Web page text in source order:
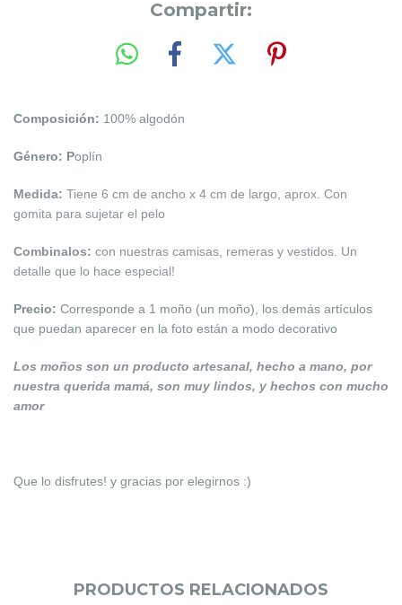
Compartir:
Composición: 100% algodón
Género: Poplín
Medida: Tiene 6 cm de ancho x 4 cm de largo, aprox. Con
gomita para sujetar el pelo
Combinalos: con nuestras camisas, remeras y vestidos. Un
detalle que lo hace especial!
Precio: Corresponde a 1 moño (un moño), los demás artículos
que puedan aparecer en la foto están a modo decorativo
Los moños son un producto artesanal, hecho a mano, por
nuestra querida mamá, son muy lindos, y hechos con mucho
amor
Que lo disfrutes! y gracias por elegirnos :)
PRODUCTOS RELACIONADOS